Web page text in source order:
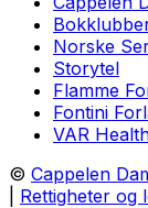
Norske
Storytel
Flamme
Fontini
VAR
© Cappelen
Rettigheter og